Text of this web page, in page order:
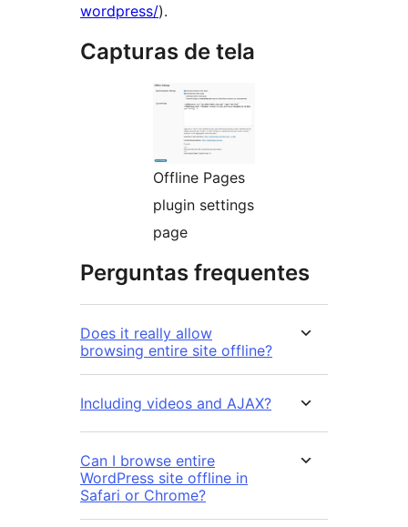
wordpress/).
Capturas de tela
Offline Pages
plugin settings
page
Perguntas frequentes
Does it really allow
browsing entire site offline?
Including videos and AJAX?
Can I browse entire
WordPress site offline in
Safari or Chrome?